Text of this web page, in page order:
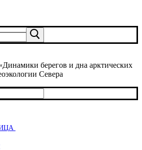
берегов и дна арктических
Севера